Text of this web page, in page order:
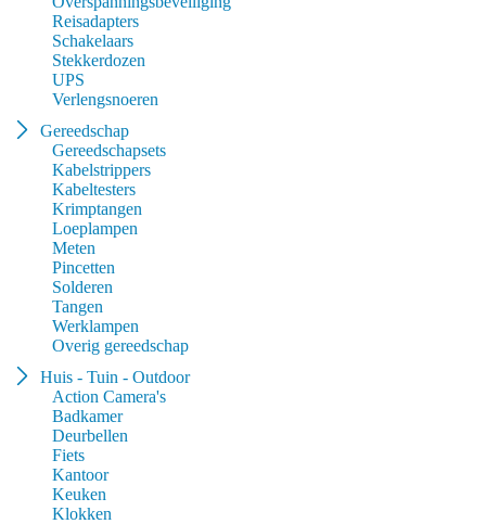
Reisadapters
Schakelaars
Stekkerdozen
UPS
Verlengsnoeren
Gereedschap
Gereedschapsets
Kabelstrippers
Kabeltesters
Krimptangen
Loeplampen
Meten
Pincetten
Solderen
Tangen
Werklampen
Overig gereedschap
Huis - Tuin - Outdoor
Action Camera's
Badkamer
Deurbellen
Fiets
Kantoor
Keuken
Klokken